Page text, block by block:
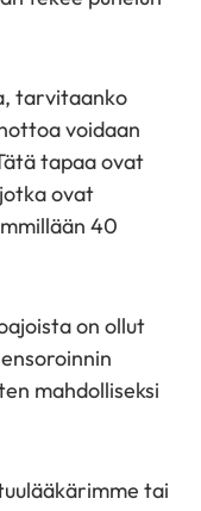
tarvitaanko
voidaan
tapaa ovat
ovat
40
on ollut
mahdolliseksi
tai